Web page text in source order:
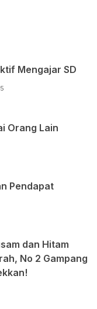
Mengajar SD
Orang Lain
Pendapat
dan Hitam
No 2 Gampang